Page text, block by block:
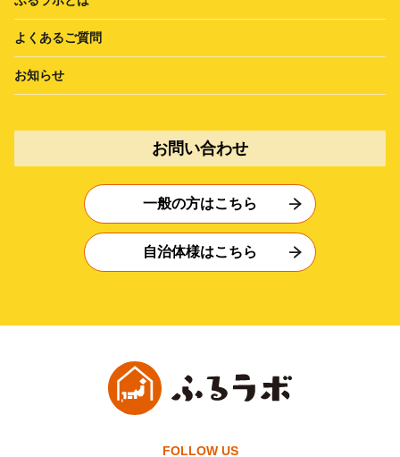
よくあるご質問
お知らせ
お問い合わせ
一般の方はこちら
自治体様はこちら
FOLLOW US